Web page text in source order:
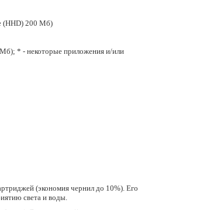
(HHD) 200 Мб)
* - некоторые приложения и/или
(экономия чернил до 10%). Его
света и воды.